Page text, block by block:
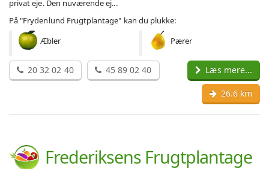
privat eje. Den nuværende ej...
På "Frydenlund Frugtplantage" kan du plukke:
Æbler
Pærer
20 32 02 40 45 89 02 40 Læs mere...
26.6 km
Frederiksens Frugtplantage